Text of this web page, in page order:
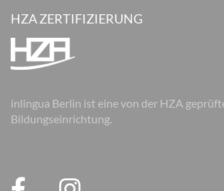
HZA ZERTIFIZIERUNG
inlingua Berlin ist eine von der HZA
Bildungseinrichtung.